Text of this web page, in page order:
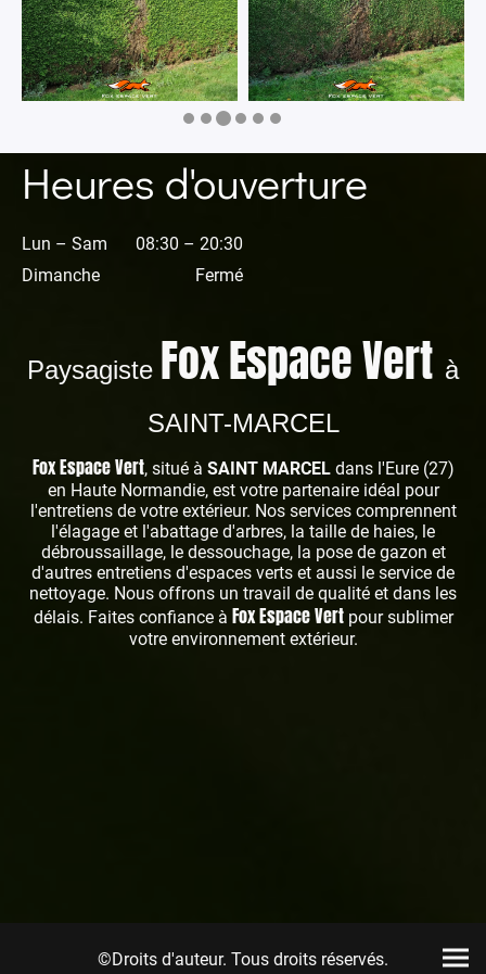
Heures d'ouverture
Lun – Sam
08:30 – 20:30
Dimanche
Fermé
Paysagiste Fox Espace Vert à
SAINT-MARCEL
Fox Espace Vert, situé à SAINT MARCELdans l'Eure (27)
en Haute Normandie, est votre partenaire idéal pour
l'entretiens de votre extérieur. Nos services comprennent
l'élagage et l'abattage d'arbres, la taille de haies, le
débroussaillage, le dessouchage, la pose de gazon et
d'autres entretiens d'espaces verts et aussi le service de
nettoyage. Nous offrons un travail de qualité et dans les
délais. Faites confiance à Fox Espace Vertpour sublimer
votre environnement extérieur.
©Droits d'auteur. Tous droits réservés.